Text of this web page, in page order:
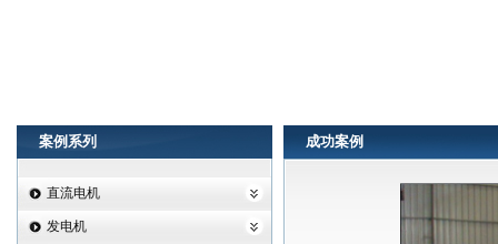
案例系列
直流电机
发电机
成功案例